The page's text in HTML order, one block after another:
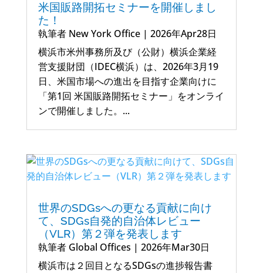
米国販路開拓セミナーを開催しまし
た！
執筆者 New York Office| 2026年Apr28日
横浜市米州事務所及び（公財）横浜企業経
営支援財団（IDEC横浜）は、2026年3月19
日、米国市場への進出を目指す企業向けに
「第1回 米国販路開拓セミナー」をオンライ
ンで開催しました。...
世界のSDGsへの更なる貢献に向け
て、SDGs自発的自治体レビュー
（VLR）第２弾を発表します
執筆者 Global Offices | 2026年Mar30日
横浜市は２回目となるSDGsの進捗報告書